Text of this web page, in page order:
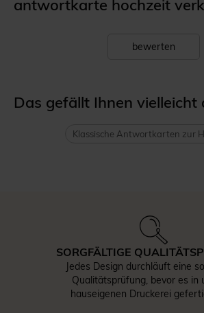
antwortkarte hochzeit
bewerten
Das gefällt Ihnen vielleicht
Klassische Antwortkarten zur
SORGFÄLTIGE
Jedes Design durchläuft eine
Qualitätsprüfung, bevor es in
hauseigenen Druckerei